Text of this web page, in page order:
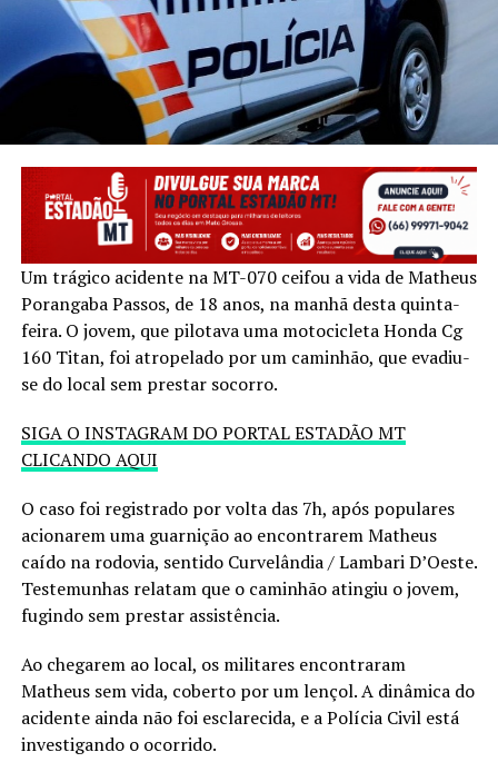
Um trágico acidente na MT-070 ceifou a vida de Matheus
Porangaba Passos, de 18 anos, na manhã desta quinta-
feira. O jovem, que pilotava uma motocicleta Honda Cg
160 Titan, foi atropelado por um caminhão, que evadiu-
se do local sem prestar socorro.
SIGA O INSTAGRAM DO PORTAL ESTADÃO MT
CLICANDO AQUI
O caso foi registrado por volta das 7h, após populares
acionarem uma guarnição ao encontrarem Matheus
caído na rodovia, sentido Curvelândia / Lambari D’Oeste.
Testemunhas relatam que o caminhão atingiu o jovem,
fugindo sem prestar assistência.
Ao chegarem ao local, os militares encontraram
Matheus sem vida, coberto por um lençol. A dinâmica do
acidente ainda não foi esclarecida, e a Polícia Civil está
investigando o ocorrido.